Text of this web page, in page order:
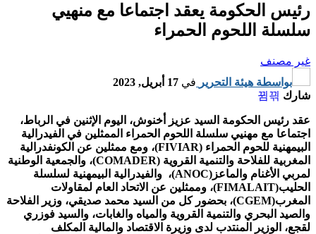
رئيس الحكومة يعقد اجتماعا مع منهيي
سلسلة اللحوم الحمراء
غير مصنف
بواسطة هيئة التحرير في 17 أبريل, 2023
شارك
عقد رئيس الحكومة السيد عزيز أخنوش، اليوم الإثنين في الرباط،
اجتماعا مع مهنيي سلسلة اللحوم الحمراء الممثلين في الفيدرالية
البيمهنية للحوم الحمراء (FIVIAR)، ومع ممثلين عن الكونفدرالية
المغربية للفلاحة والتنمية القروية (COMADER)، والجمعية الوطنية
لمربي الأغنام والماعز(ANOC)، والفيدرالية البيمهنية لسلسلة
الحليب(FIMALAIT)، وممثلين عن الاتحاد العام لمقاولات
المغرب(CGEM)، بحضور كل من السيد محمد صديقي، وزير الفلاحة
والصيد البحري والتنمية القروية والمياه والغابات، والسيد فوزري
لقجع، الوزير المنتدب لدى وزيرة الاقتصاد والمالية المكلف